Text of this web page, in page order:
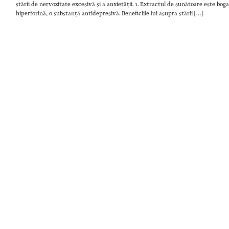
stării de nervozitate excesivă și a anxietății. 1. Extractul de sunătoare este
hiperforină, o substanță antidepresivă. Beneficiile lui asupra stării […]